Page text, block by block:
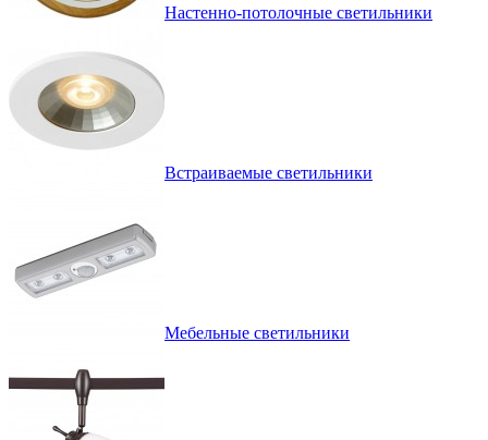
Настенно-потолочные светильники
Встраиваемые светильники
Мебельные светильники